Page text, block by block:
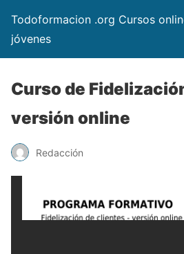
Todoformacion .org Cursos
jóvenes
Curso de
versión online
Redacción